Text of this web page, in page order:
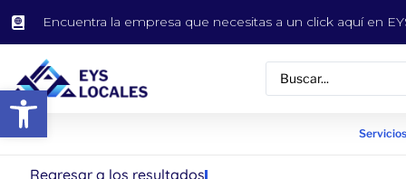
Abrir barra de herramientas
Encuentra la empresa que necesitas a un click aquí en
Regresar a los resultados